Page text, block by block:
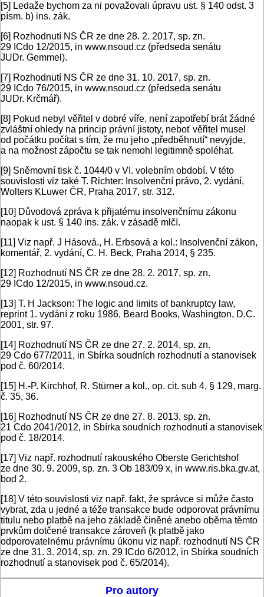
[5] Ledaže bychom za ni považovali úpravu ust. § 140 odst. 3
písm. b) ins. zák.
[6] Rozhodnutí NS ČR ze dne 28. 2. 2017, sp. zn.
29 ICdo 12/2015, in www.nsoud.cz (předseda senátu
JUDr. Gemmel).
[7] Rozhodnutí NS ČR ze dne 31. 10. 2017, sp. zn.
29 ICdo 76/2015, in www.nsoud.cz (předseda senátu
JUDr. Krčmář).
[8] Pokud nebyl věřitel v dobré víře, není zapotřebí brát žádné
zvláštní ohledy na princip právní jistoty, neboť věřitel musel
od počátku počítat s tím, že mu jeho „předběhnutí“ nevyjde,
a na možnost zápočtu se tak nemohl legitimně spoléhat.
[9] Sněmovní tisk č. 1044/0 v VI. volebním období. V této
souvislosti viz také T. Richter: Insolvenční právo, 2. vydání,
Wolters KLuwer ČR, Praha 2017, str. 312.
[10] Důvodová zpráva k přijatému insolvenčnímu zákonu
naopak k ust. § 140 ins. zák. v zásadě mlčí.
[11] Viz např. J Hásová., H. Erbsová a kol.: Insolvenční zákon,
komentář, 2. vydání, C. H. Beck, Praha 2014, § 235.
[12] Rozhodnutí NS ČR ze dne 28. 2. 2017, sp. zn.
29 ICdo 12/2015, in www.nsoud.cz.
[13] T. H Jackson: The logic and limits of bankruptcy law,
reprint 1. vydání z roku 1986, Beard Books, Washington, D.C.
2001, str. 97.
[14] Rozhodnutí NS ČR ze dne 27. 2. 2014, sp. zn.
29 Cdo 677/2011, in Sbírka soudních rozhodnutí a stanovisek
pod č. 60/2014.
[15] H.-P. Kirchhof, R. Stürner a kol., op. cit. sub 4, § 129, marg.
č. 35, 36.
[16] Rozhodnutí NS ČR ze dne 27. 8. 2013, sp. zn.
21 Cdo 2041/2012, in Sbírka soudních rozhodnutí a stanovisek
pod č. 18/2014.
[17] Viz např. rozhodnutí rakouského Oberste Gerichtshof
ze dne 30. 9. 2009, sp. zn. 3 Ob 183/09 x, in www.ris.bka.gv.at,
bod 2.
[18] V této souvislosti viz např. fakt, že správce si může často
vybrat, zda u jedné a téže transakce bude odporovat právnímu
titulu nebo platbě na jeho základě činěné anebo oběma těmto
prvkům dotčené transakce zároveň (k platbě jako
odporovatelnému právnímu úkonu viz např. rozhodnutí NS ČR
ze dne 31. 3. 2014, sp. zn. 29 ICdo 6/2012, in Sbírka soudních
rozhodnutí a stanovisek pod č. 65/2014).
Pro autory